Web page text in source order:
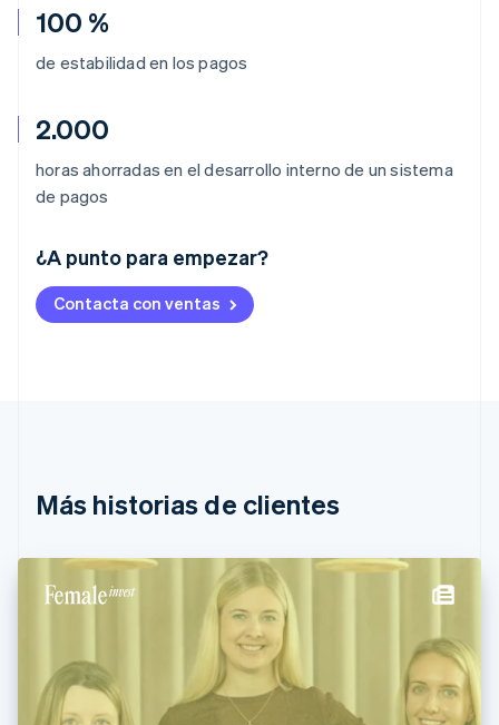
100 %
de estabilidad en los pagos
2.000
horas ahorradas en el desarrollo interno de un sistema
de pagos
¿A punto para empezar?
Contacta con ventas
Más historias de clientes
Alemania
Deutsch English
Australia
English
English
Canadá
China continental
简体中文
Chipre
English
Dinamarca
English